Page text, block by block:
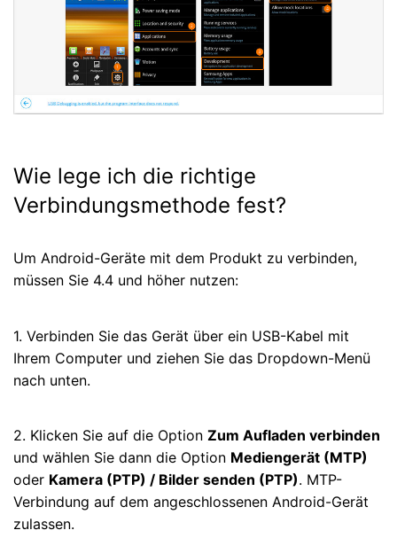
Wie lege ich die richtige
Verbindungsmethode fest?
Um Android-Geräte mit dem Produkt zu verbinden,
müssen Sie 4.4 und höher nutzen:
1. Verbinden Sie das Gerät über ein USB-Kabel mit
Ihrem Computer und ziehen Sie das Dropdown-Menü
nach unten.
2. Klicken Sie auf die Option Zum Aufladen verbinden
und wählen Sie dann die Option Mediengerät (MTP)
oder Kamera (PTP) / Bilder senden (PTP). MTP-
Verbindung auf dem angeschlossenen Android-Gerät
zulassen.